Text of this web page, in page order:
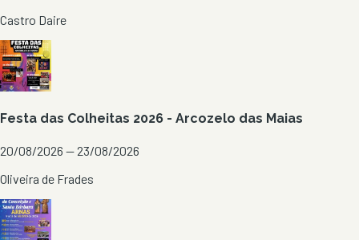
Castro Daire
Festa das Colheitas 2026 - Arcozelo das Maias
20/08/2026 — 23/08/2026
Oliveira de Frades